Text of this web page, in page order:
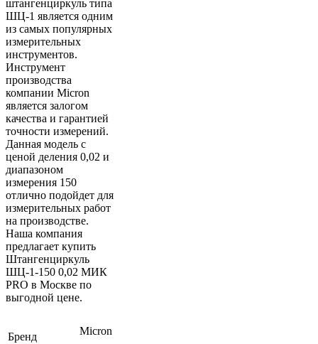
штангенциркуль типа
ШЦ-1 является одним
из самых популярных
измерительных
инструментов.
Инструмент
производства
компании Micron
является залогом
качества и гарантией
точности измерений.
Данная модель с
ценой деления 0,02 и
диапазоном
измерения 150
отлично подойдет для
измерительных работ
на производстве.
Наша компания
предлагает купить
Штангенциркуль
ШЦ-1-150 0,02 МИК
PRO в Москве по
выгодной цене.
Бренд Micron